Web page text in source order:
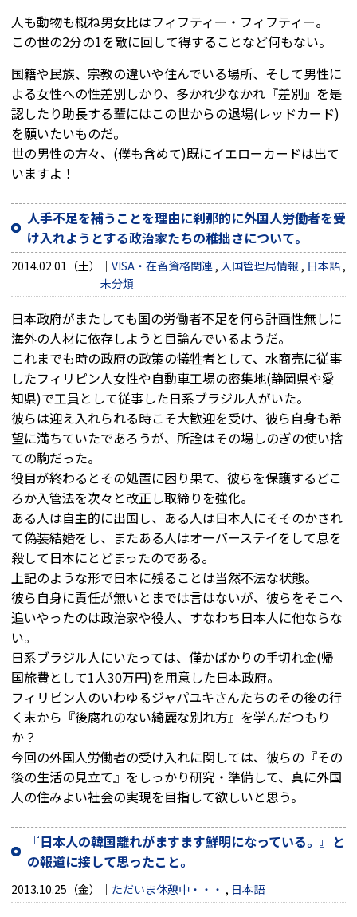
人も動物も概ね男女比はフィフティー・フィフティー。
この世の2分の1を敵に回して得することなど何もない。
国籍や民族、宗教の違いや住んでいる場所、そして男性に
よる女性への性差別しかり、多かれ少なかれ『差別』を是
認したり助長する輩にはこの世からの退場(レッドカード)
を願いたいものだ。
世の男性の方々、(僕も含めて)既にイエローカードは出て
いますよ！
人手不足を補うことを理由に刹那的に外国人労働者を受
け入れようとする政治家たちの稚拙さについて。
2014.02.01（土） VISA・在留資格関連 , 入国管理局情報 , 日本語,
未分類
日本政府がまたしても国の労働者不足を何ら計画性無しに
海外の人材に依存しようと目論んでいるようだ。
これまでも時の政府の政策の犠牲者として、水商売に従事
したフィリピン人女性や自動車工場の密集地(静岡県や愛
知県)で工員として従事した日系ブラジル人がいた。
彼らは迎え入れられる時こそ大歓迎を受け、彼ら自身も希
望に満ちていたであろうが、所詮はその場しのぎの使い捨
ての駒だった。
役目が終わるとその処置に困り果て、彼らを保護するどこ
ろか入管法を次々と改正し取締りを強化。
ある人は自主的に出国し、ある人は日本人にそそのかされ
て偽装結婚をし、またある人はオーバーステイをして息を
殺して日本にとどまったのである。
上記のような形で日本に残ることは当然不法な状態。
彼ら自身に責任が無いとまでは言はないが、彼らをそこへ
追いやったのは政治家や役人、すなわち日本人に他ならな
い。
日系ブラジル人にいたっては、僅かばかりの手切れ金(帰
国旅費として1人30万円)を用意した日本政府。
フィリピン人のいわゆるジャパユキさんたちのその後の行
く末から『後腐れのない綺麗な別れ方』を学んだつもり
か？
今回の外国人労働者の受け入れに関しては、彼らの『その
後の生活の見立て』をしっかり研究・準備して、真に外国
人の住みよい社会の実現を目指して欲しいと思う。
『日本人の韓国離れがますます鮮明になっている。』と
の報道に接して思ったこと。
2013.10.25（金） ただいま休憩中・・・ , 日本語